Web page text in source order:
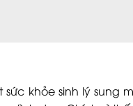
khỏe sinh lý sung